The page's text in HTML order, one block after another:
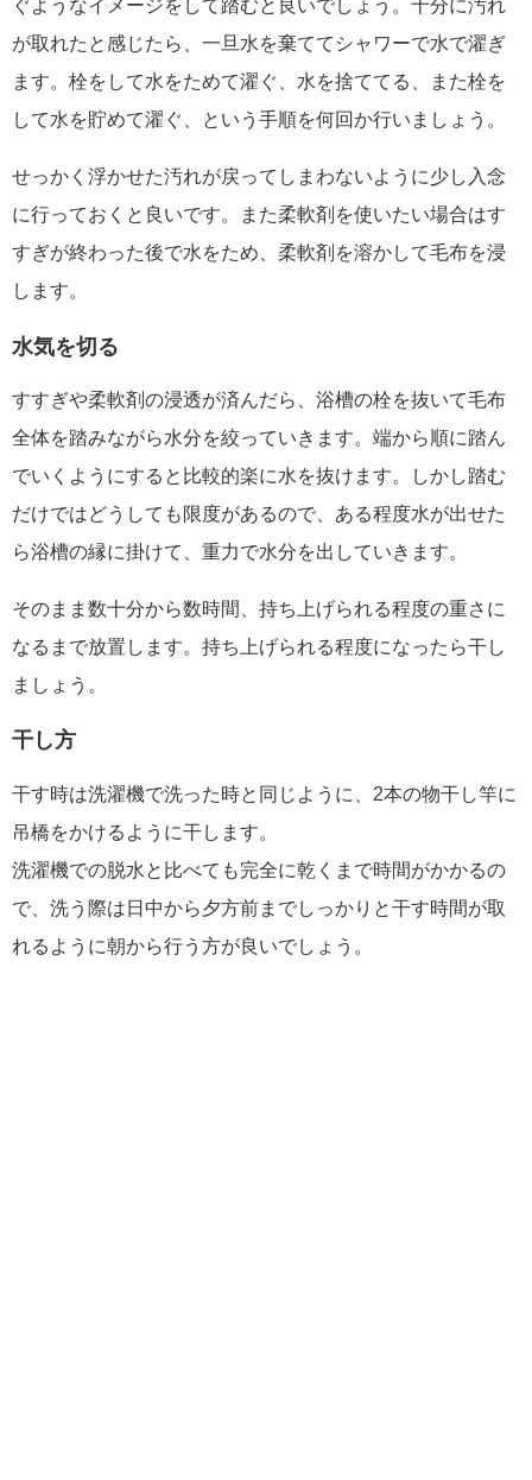
ぐようなイメージをして踏むと良いでしょう。十分に汚れ
が取れたと感じたら、一旦水を棄ててシャワーで水で濯ぎ
ます。栓をして水をためて濯ぐ、水を捨ててる、また栓を
して水を貯めて濯ぐ、という手順を何回か行いましょう。
せっかく浮かせた汚れが戻ってしまわないように少し入念
に行っておくと良いです。また柔軟剤を使いたい場合はす
すぎが終わった後で水をため、柔軟剤を溶かして毛布を浸
します。
水気を切る
すすぎや柔軟剤の浸透が済んだら、浴槽の栓を抜いて毛布
全体を踏みながら水分を絞っていきます。端から順に踏ん
でいくようにすると比較的楽に水を抜けます。しかし踏む
だけではどうしても限度があるので、ある程度水が出せた
ら浴槽の縁に掛けて、重力で水分を出していきます。
そのまま数十分から数時間、持ち上げられる程度の重さに
なるまで放置します。持ち上げられる程度になったら干し
ましょう。
干し方
干す時は洗濯機で洗った時と同じように、2本の物干し竿に
吊橋をかけるように干します。
洗濯機での脱水と比べても完全に乾くまで時間がかかるの
で、洗う際は日中から夕方前までしっかりと干す時間が取
れるように朝から行う方が良いでしょう。